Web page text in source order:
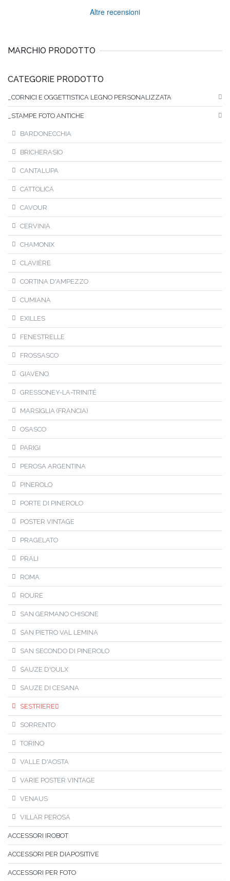
Altre recensioni
MARCHIO PRODOTTO
CATEGORIE PRODOTTO
_CORNICI E OGGETTISTICA LEGNO PERSONALIZZATA
_STAMPE FOTO ANTICHE
BARDONECCHIA
BRICHERASIO
CANTALUPA
CATTOLICA
CAVOUR
CERVINIA
CHAMONIX
CLAVIÈRE
CORTINA D'AMPEZZO
CUMIANA
EXILLES
FENESTRELLE
FROSSASCO
GIAVENO
GRESSONEY-LA-TRINITÉ
MARSIGLIA (FRANCIA)
OSASCO
PARIGI
PEROSA ARGENTINA
PINEROLO
PORTE DI PINEROLO
POSTER VINTAGE
PRAGELATO
PRALI
ROMA
ROURE
SAN GERMANO CHISONE
SAN PIETRO VAL LEMINA
SAN SECONDO DI PINEROLO
SAUZE D'OULX
SAUZE DI CESANA
SESTRIERE
SORRENTO
TORINO
VALLE D'AOSTA
VARIE POSTER VINTAGE
VENAUS
VILLAR PEROSA
ACCESSORI IROBOT
ACCESSORI PER DIAPOSITIVE
ACCESSORI PER FOTO